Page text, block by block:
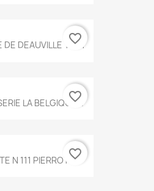
DE DEAUVILLE T.551
favorite_border
LA BELGIQUE...
favorite_border
N 111 PIERROT...favorite_border